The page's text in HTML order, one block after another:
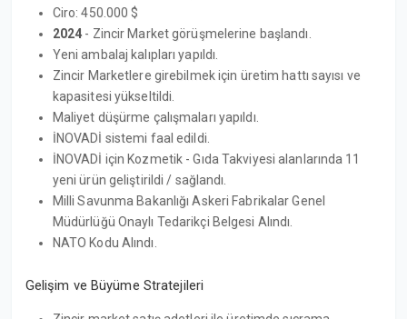
Ciro: 450.000 $
2024 - Zincir Market görüşmelerine başlandı.
Yeni ambalaj kalıpları yapıldı.
Zincir Marketlere girebilmek için üretim hattı sayısı ve
kapasitesi yükseltildi.
Maliyet düşürme çalışmaları yapıldı.
İNOVADİ sistemi faal edildi.
İNOVADİ için Kozmetik - Gıda Takviyesi alanlarında 11
yeni ürün geliştirildi / sağlandı.
Milli Savunma Bakanlığı Askeri Fabrikalar Genel
Müdürlüğü Onaylı Tedarikçi Belgesi Alındı.
NATO Kodu Alındı.
Gelişim ve Büyüme Stratejileri